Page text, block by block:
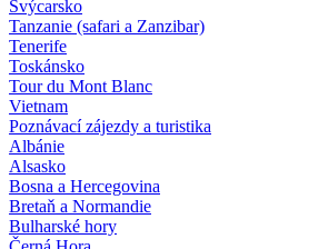
Švýcarsko
Tanzanie (safari a Zanzibar)
Tenerife
Toskánsko
Tour du Mont Blanc
Vietnam
Poznávací zájezdy a turistika
Albánie
Alsasko
Bosna a Hercegovina
Bretaň a Normandie
Bulharské hory